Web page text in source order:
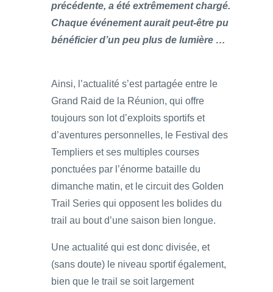
précédente, a été extrêmement chargé.
Chaque événement aurait peut-être pu
bénéficier d’un peu plus de lumière …
Ainsi, l’actualité s’est partagée entre le
Grand Raid de la Réunion, qui offre
toujours son lot d’exploits sportifs et
d’aventures personnelles, le Festival des
Templiers et ses multiples courses
ponctuées par l’énorme bataille du
dimanche matin, et le circuit des Golden
Trail Series qui opposent les bolides du
trail au bout d’une saison bien longue.
Une actualité qui est donc divisée, et
(sans doute) le niveau sportif également,
bien que le trail se soit largement